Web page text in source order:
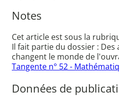
Notes
Cet article est sous la
Il fait partie du dossier : Des
changent le monde de
Tangente n° 52 -
Données de